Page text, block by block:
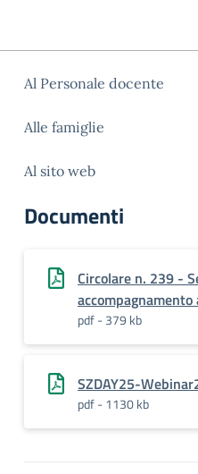
Al Personale docente
Alle famiglie
Al sito web
Documenti
Circolare n. 239 -
accompagnamento
pdf - 379 kb
SZDAY25-
pdf - 1130 kb